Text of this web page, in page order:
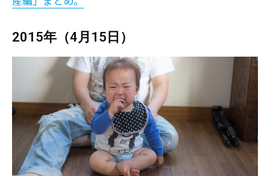
2015年（4月15日）